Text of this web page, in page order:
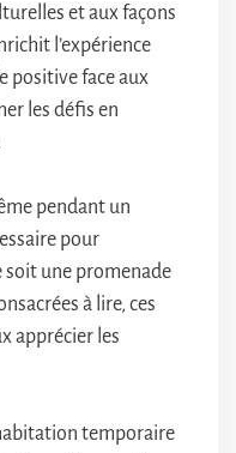
et aux façons
l’expérience
positive face aux
les défis en
pendant un
pour
soit une promenade
à lire, ces
apprécier les
temporaire